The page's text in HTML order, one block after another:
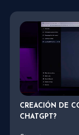
CREACIÓN DE
CHATGPT?